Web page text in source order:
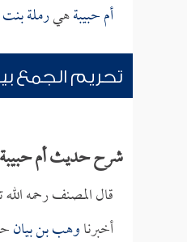
أم حبيبةهيرملة
تحريم الجمع
شرح حديث أم حبيبة
قال المصنف رحمه
أخبرناوهب بن بيان